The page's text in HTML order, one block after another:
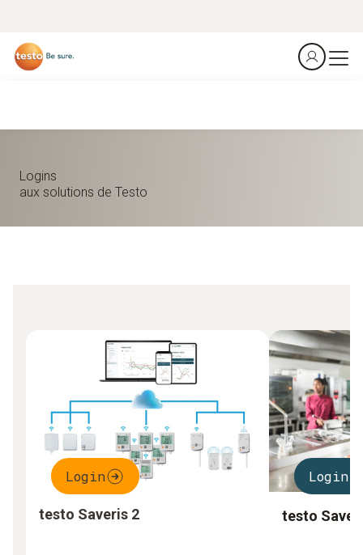
Logins
aux solutions de Testo
Login
testo Saveris 2
Login
testo